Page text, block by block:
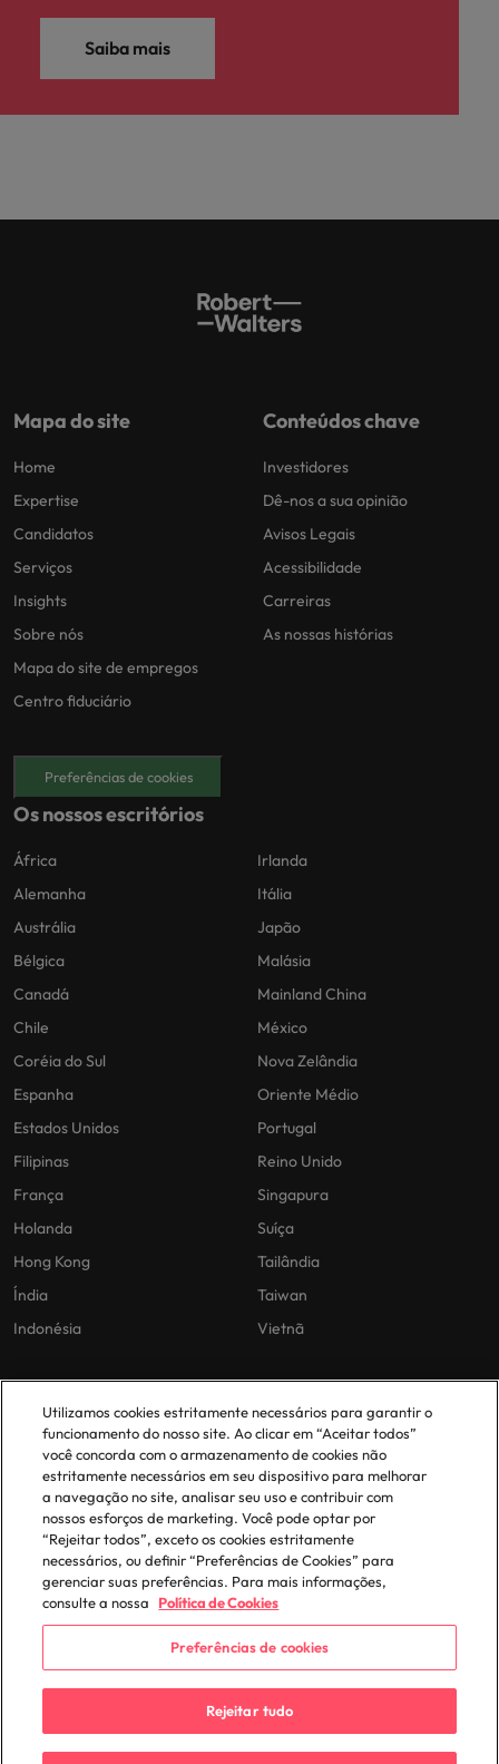
Saiba mais
Mapa do site
Home
Expertise
Candidatos
Serviços
Insights
Sobre nós
Mapa do site de empregos
Centro fiduciário
Conteúdos chave
Investidores
Dê-nos a sua opinião
Avisos Legais
Acessibilidade
Carreiras
As nossas histórias
Preferências de cookies
Os nossos escritórios
África
Alemanha
Austrália
Bélgica
Canadá
Chile
Coréia do Sul
Espanha
Estados Unidos
Filipinas
França
Holanda
Hong Kong
Índia
Indonésia
Irlanda
Itália
Japão
Malásia
Mainland China
México
Nova Zelândia
Oriente Médio
Portugal
Reino Unido
Singapura
Suíça
Tailândia
Taiwan
Vietnã
As nossas políticas
Politica Privacidade
Politica de cookies
Política de Biblioteca
Politica de escravidão moderna
O nosso escritório em
Portugal
Lisboa
© 2025 Robert Walters Plc. All Rights Reserved.
Utilizamos cookies estritamente necessários para garantir o
funcionamento do nosso site. Ao clicar em “Aceitar todos”
você concorda com o armazenamento de cookies não
estritamente necessários em seu dispositivo para melhorar
a navegação no site, analisar seu uso e contribuir com
nossos esforços de marketing. Você pode optar por
“Rejeitar todos”, exceto os cookies estritamente
necessários, ou definir “Preferências de Cookies” para
gerenciar suas preferências. Para mais informações,
consulte a nossa
Política de Cookies
Preferências de cookies
Rejeitar tudo